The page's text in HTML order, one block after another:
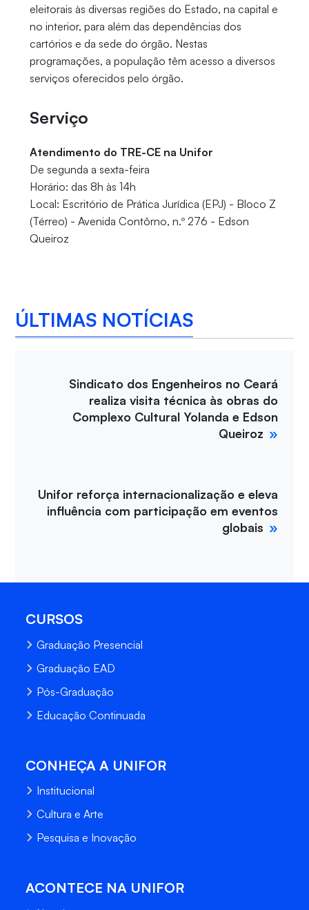
eleitorais às diversas regiões do Estado, na capital e
no interior, para além das dependências dos
cartórios e da sede do órgão. Nestas
programações, a população têm acesso a diversos
serviços oferecidos pelo órgão.
Serviço
Atendimento do TRE-CE na Unifor
De segunda a sexta-feira
Horário: das 8h às 14h
Local: Escritório de Prática Jurídica (EPJ) - Bloco Z
(Térreo) - Avenida Contôrno, n.º 276 - Edson
Queiroz
ÚLTIMAS NOTÍCIAS
Sindicato dos Engenheiros no Ceará
realiza visita técnica às obras do
Complexo Cultural Yolanda e Edson
Queiroz
Unifor reforça internacionalização e eleva
influência com participação em eventos
globais
CURSOS
Graduação Presencial
Graduação EAD
Pós-Graduação
Educação Continuada
CONHEÇA A UNIFOR
Institucional
Cultura e Arte
Pesquisa e Inovação
ACONTECE NA UNIFOR